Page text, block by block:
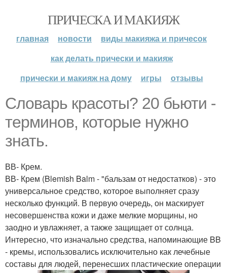
ПРИЧЕСКА И МАКИЯЖ
главная новости
виды макияжа и причесок
как делать прически и макияж
прически и макияж на дому
игры отзывы
Словарь красоты? 20 бьюти -
терминов, которые нужно
знать.
ВВ- Крем.
ВВ- Крем (Blemish Balm - "бальзам от недостатков) - это
универсальное средство, которое выполняет сразу
несколько функций. В первую очередь, он маскирует
несовершенства кожи и даже мелкие морщины, но
заодно и увлажняет, а также защищает от солнца.
Интересно, что изначально средства, напоминающие BB
- кремы, использовались исключительно как лечебные
составы для людей, перенесших пластические операции